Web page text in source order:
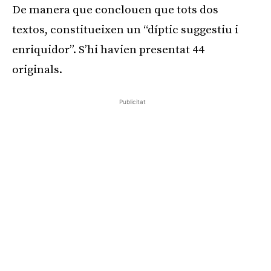
De manera que conclouen que tots dos
textos, constitueixen un “díptic suggestiu i
enriquidor”. S’hi havien presentat 44
originals.
Publicitat